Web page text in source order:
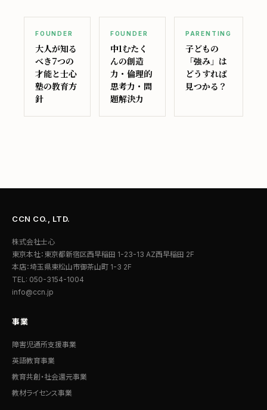
FOUNDER
大人が知る
べき7つの
才能と士心
塾の教育方
針
FOUNDER
中1むたく
んの創造
力・倫理的
思考力・問
題解決力
PARENTING
子どもの
「強み」は
どうすれば
見つかる？
CCN CO., LTD.
株式会社士心
東京本社：東京都新宿区西早稲田 1-23-13 AZ西早稲田 2F
本店：埼玉県東松山市御茶山町 1-3 2F
TEL: 050-3154-1004
info@ccn.jp
事業
障害児通所支援事業
英語教育事業
教育共創・社会還元事業
教材ライセンス事業